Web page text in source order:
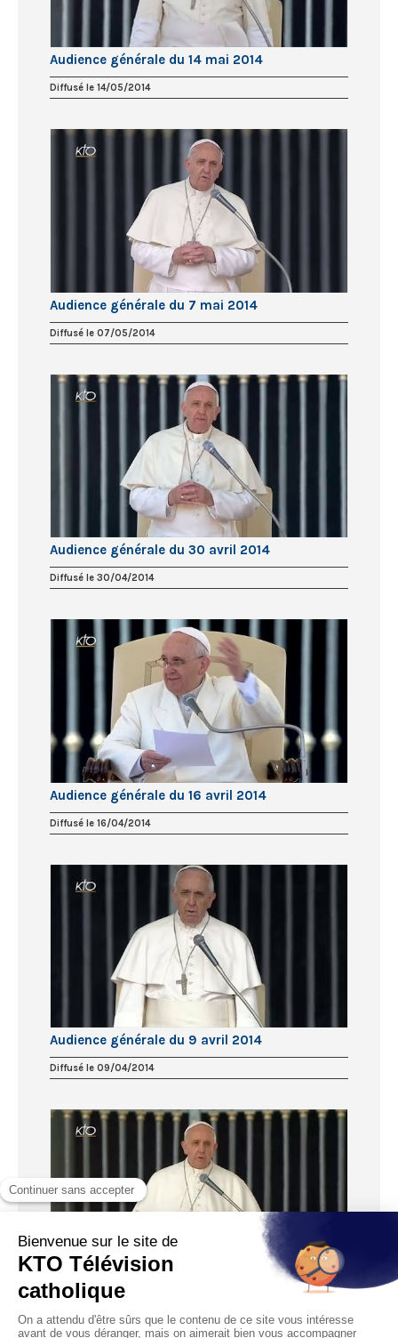
Audience générale du 14 mai 2014
Diffusé le 14/05/2014
Audience générale du 7 mai 2014
Diffusé le 07/05/2014
Audience générale du 30 avril 2014
Diffusé le 30/04/2014
Audience générale du 16 avril 2014
Diffusé le 16/04/2014
Audience générale du 9 avril 2014
Diffusé le 09/04/2014
Audience générale du 2 avril 2014
Diffusé le 02/04/2014